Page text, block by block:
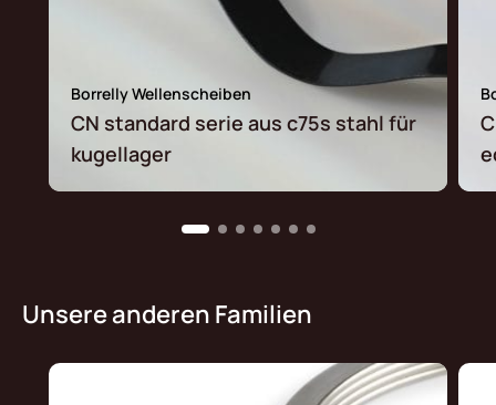
Borrelly Wellenscheiben
CN standard serie aus c75s stahl für
kugellager
Unsere anderen Familien